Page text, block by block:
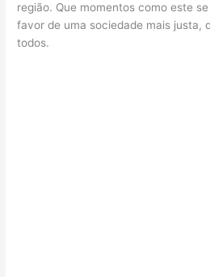
região. Que momentos como este
favor de uma sociedade mais justa,
todos.